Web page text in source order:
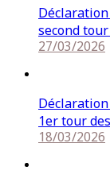
second
27/03/2026
1er tour
18/03/2026